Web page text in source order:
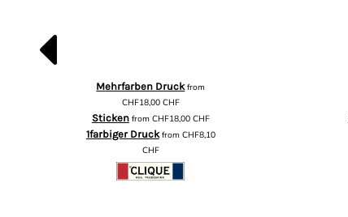
Mehrfarben Druckfrom
CHF18,00 CHF
Stickenfrom CHF18,00 CHF
1farbiger Druckfrom CHF8,10
CHF